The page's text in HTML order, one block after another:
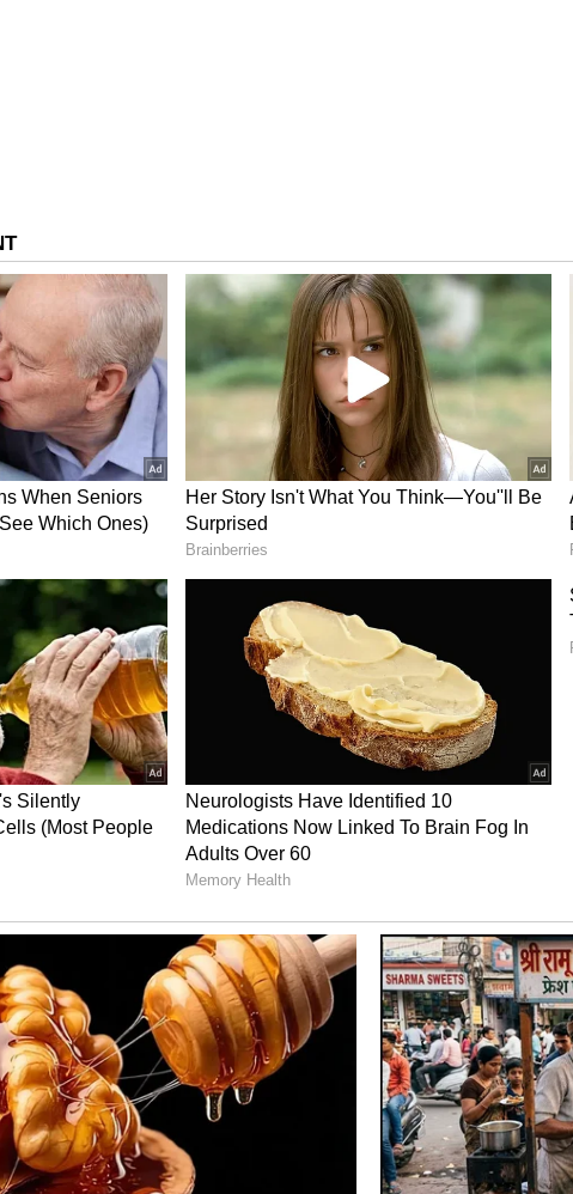
ತಪ್ಪು ಮಾಡ್ಬೇಡಿ,
ಫ್ರಿಡ್ಜ್ ಕೂಡ
ಗ್ಯಾಸ್ ಸ್ಟೌವ್ ಉರಿ
ಕಡಿಮೆಯಾಗಿದೆಯೇ? ಮನೆಲೀ
ಬರ್ನರ್ ಕ್ಲೀನ್ ಮಾಡಲು ಈ 2
ಪದಾರ್ಥ ಸಾಕು
ಮತ್ತು ನಿಂಬೆ ರಸ
ಮತ್ತು ನಿಂಬೆ ರಸ
ಕಲೆಗಳನ್ನು ತೆಗೆದುಹಾಕಲು ನೀವು ಬೇಕಿಂಗ್ ಸೋಡಾ, ಕೋಲ್ಗೇಟ್ ಮತ್ತು
ಒಂದು ಪ್ಲೇಟ್‌ನಲ್ಲಿ ಬರ್ನರ್ ಅನ್ನು ಇಟ್ಟು, ಅದರ ಮೇಲೆ ಬೇಕಿಂಗ್
ರಸವನ್ನು ಹಾಕಿ. ಕೊನೆಯದಾಗಿ ಬರ್ನರ್‌ನ ಸುತ್ತಲೂ ಕೋಲ್ಗೇಟ್ ಹಚ್ಚಿ. ಈಗ